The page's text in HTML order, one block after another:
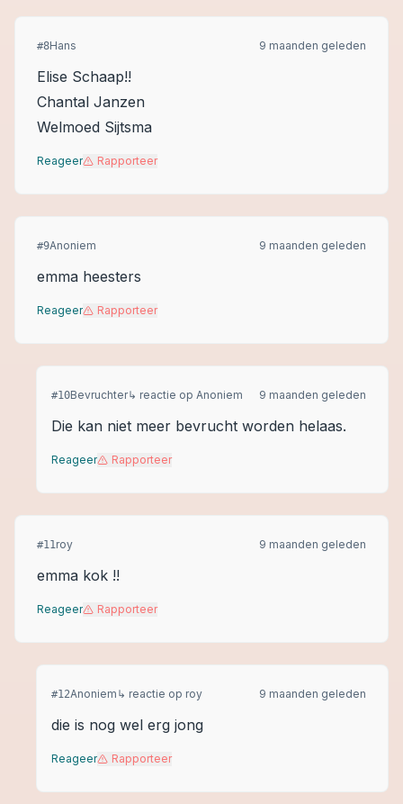
#8Hans 9 maanden geleden
Elise Schaap!!
Chantal Janzen
Welmoed Sijtsma
Reageer Rapporteer
#9Anoniem 9 maanden geleden
emma heesters
Reageer Rapporteer
#10Bevruchter↳ reactie op Anoniem 9 maanden geleden
Die kan niet meer bevrucht worden helaas.
Reageer Rapporteer
#11roy 9 maanden geleden
emma kok !!
Reageer Rapporteer
#12Anoniem ↳ reactie op roy 9 maanden geleden
die is nog wel erg jong
Reageer Rapporteer